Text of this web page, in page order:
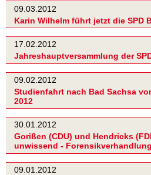
09.03.2012
Karin Wilhelm führt jetzt die SPD
17.02.2012
Jahreshauptversammlung der
09.02.2012
Studienfahrt nach Bad Sachsa
2012
30.01.2012
Gorißen (CDU) und Hendricks
unwissend -
09.01.2012